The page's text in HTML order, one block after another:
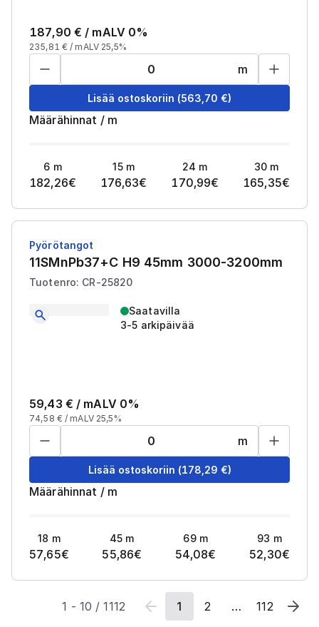
187,90 € / mALV 0%
235,81 € / mALV 25,5%
m
Lisää ostoskoriin (563,70 €)
Määrähinnat / m
6 m
182,26€
15 m
176,63€
24 m
170,99€
30 m
165,35€
Pyörötangot
11SMnPb37+C H9 45mm 3000-3200mm
Tuotenro: CR-25820
Saatavilla
3-5 arkipäivää
59,43 € / mALV 0%
74,58 € / mALV 25,5%
m
Lisää ostoskoriin (178,29 €)
Määrähinnat / m
18 m
57,65€
45 m
55,86€
69 m
54,08€
93 m
52,30€
1 - 10 /1112 1 2 … 112